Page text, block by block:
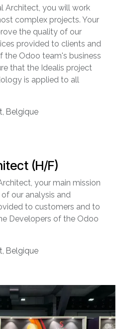
Architect, you will work
complex projects. Your
the quality of our
provided to clients and
the Odoo team's business
that the Idealis project
is applied to all
, Belgique
(H/F)
your main mission
our analysis and
to customers and to
Developers of the Odoo
, Belgique